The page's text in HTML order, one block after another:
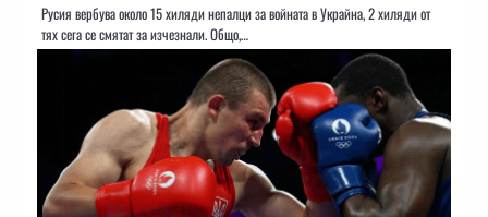
Русия вербува около 15 хиляди непалци за войната в Украйна, 2 хиляди от
тях сега се смятат за изчезнали. Общо,…